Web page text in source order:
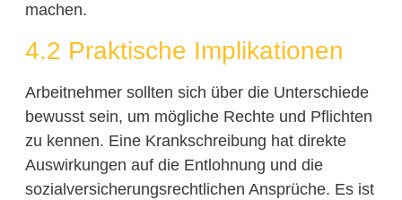
machen.
4.2 Praktische Implikationen
Arbeitnehmer sollten sich über die Unterschiede
bewusst sein, um mögliche Rechte und Pflichten
zu kennen. Eine Krankschreibung hat direkte
Auswirkungen auf die Entlohnung und die
sozialversicherungsrechtlichen Ansprüche. Es ist